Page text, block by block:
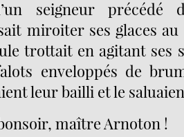
seigneur précédé
miroiter ses glaces
trottait en agitant ses
enveloppés de
leur bailli et le
maître Arnoton !